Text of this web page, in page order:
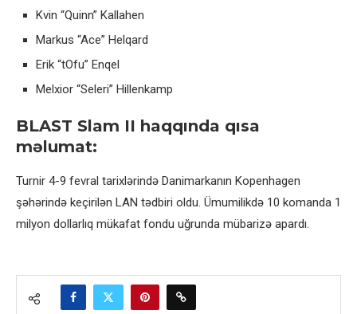
Kvin “Quinn” Kallahen
Markus “Ace” Helqard
Erik “tOfu” Enqel
Melxior “Seleri” Hillenkamp
BLAST Slam II haqqında qısa
məlumat:
Turnir 4-9 fevral tarixlərində Danimarkanın Kopenhagen
şəhərində keçirilən LAN tədbiri oldu. Ümumilikdə 10 komanda 1
milyon dollarlıq mükafat fondu uğrunda mübarizə apardı.